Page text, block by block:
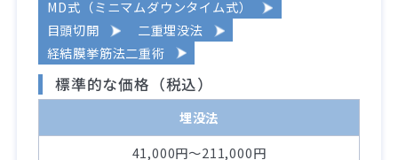
MD式（ミニマムダウンタイム式）
目頭切開
二重埋没法
経結膜挙筋法二重術
標準的な価格（税込）
埋没法
41,000円～211,000円